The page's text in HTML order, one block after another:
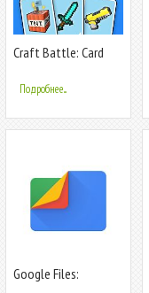
Craft Battle: Card
Подробнее...
Google Files: